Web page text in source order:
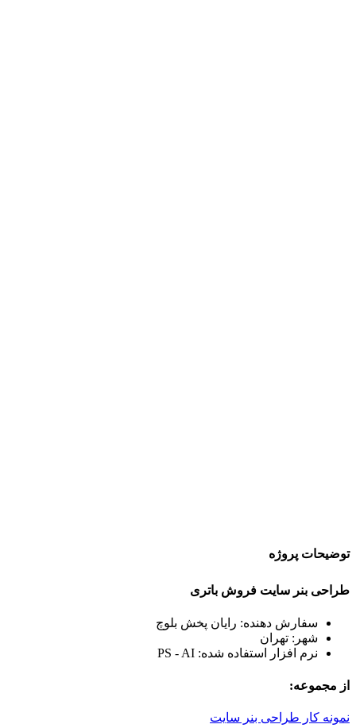
توضیحات پروژه
طراحی بنر سایت فروش باتری
سفارش دهنده: رایان پخش بلوچ
شهر: تهران
نرم افزار استفاده شده: PS - AI
از مجموعه:
نمونه کار طراحی بنر سایت